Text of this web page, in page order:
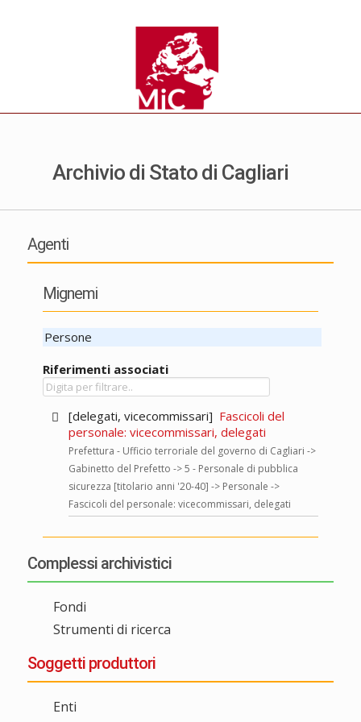
Archivio di Stato di Cagliari
Agenti
Mignemi
Persone
Riferimenti associati
[delegati, vicecommissari] Fascicoli del
personale: vicecommissari, delegati
Prefettura - Ufficio terroriale del governo di Cagliari ->
Gabinetto del Prefetto -> 5 - Personale di pubblica
sicurezza [titolario anni '20-40] -> Personale ->
Fascicoli del personale: vicecommissari, delegati
Complessi archivistici
Fondi
Strumenti di ricerca
Soggetti produttori
Enti